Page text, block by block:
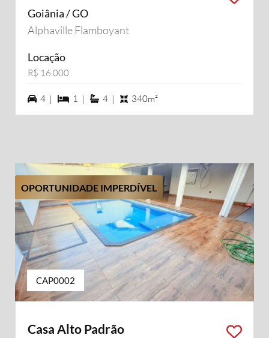
Goiânia / GO
Alphaville Flamboyant
Locação
R$ 16.000
4 vagas na garagem
4 | 1 dormiórios
1 | 4 suítes
4 | 340m²
OPORTUNIDADE IMPERDÍVEL
CAP0002
Casa Alto Padrão